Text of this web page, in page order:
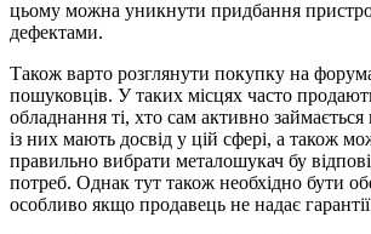
цьому можна уникнути придбання
дефектами.
Також варто розглянути покупку на
пошуковців. У таких місцях часто
обладнання ті, хто сам активно
із них мають досвід у цій сфері, а також
правильно вибрати металошукач бу
потреб. Однак тут також необхідно бути
особливо якщо продавець не надає